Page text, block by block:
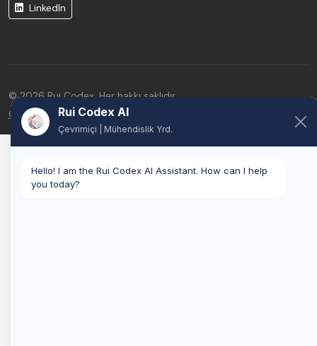
LinkedIn
© 2026 Rui Codex. Her hakkı saklıdır.
Gizlilik Politikası
Hizmet Şartları
Rui Codex AI
Çevrimiçi | Mühendislik Yrd.
Hello! I am the Rui Codex AI Assistant. How can I help
you today?